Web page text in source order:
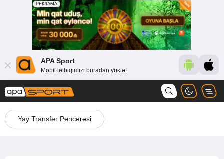
APA Sport
Mobil tətbiqimizi buradan yüklə!
Yay Transfer Pəncərəsi